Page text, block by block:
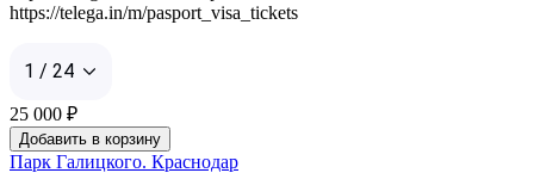
https://telega.in/m/pasport_visa_tickets
1 / 24
25 000 ₽
Добавить в корзину
Парк Галицкого. Краснодар